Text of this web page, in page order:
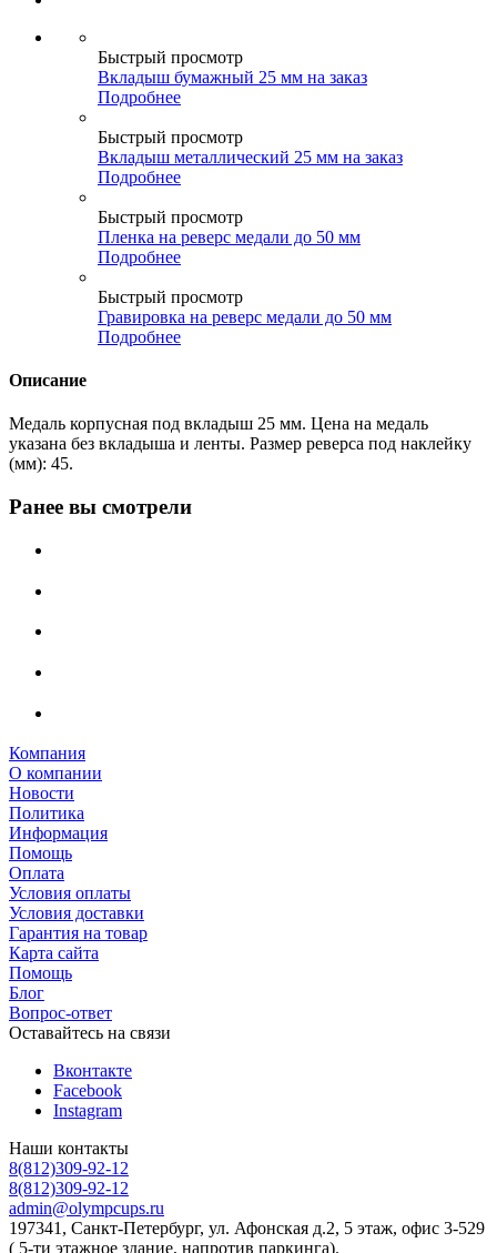
Быстрый просмотр
Вкладыш бумажный 25 мм на заказ
Подробнее
Быстрый просмотр
Вкладыш металлический 25 мм на заказ
Подробнее
Быстрый просмотр
Пленка на реверс медали до 50 мм
Подробнее
Быстрый просмотр
Гравировка на реверс медали до 50 мм
Подробнее
Описание
Медаль корпусная под вкладыш 25 мм. Цена на медаль
указана без вкладыша и ленты. Размер реверса под наклейку
(мм): 45.
Ранее вы смотрели
Компания
О компании
Новости
Политика
Информация
Помощь
Оплата
Условия оплаты
Условия доставки
Гарантия на товар
Карта сайта
Помощь
Блог
Вопрос-ответ
Оставайтесь на связи
Вконтакте
Facebook
Instagram
Наши контакты
8(812)309-92-12
8(812)309-92-12
admin@olympcups.ru
197341, Санкт-Петербург, ул. Афонская д.2, 5 этаж, офис 3-529
( 5-ти этажное здание, напротив паркинга).